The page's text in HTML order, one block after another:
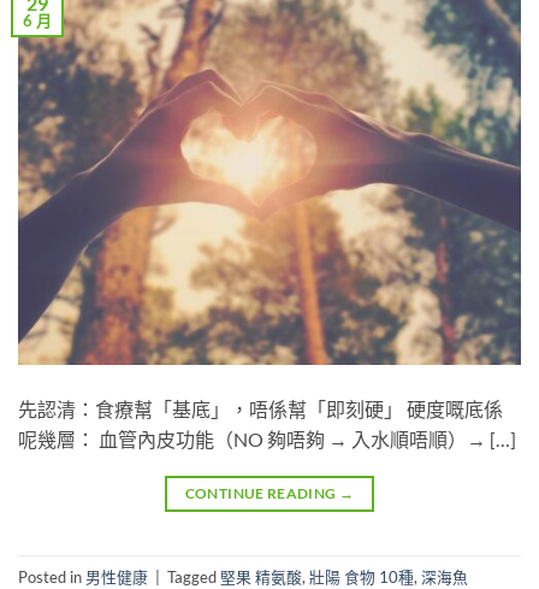
6 月
先認清：食療幫「基底」，唔係幫「即刻硬」 硬度嘅底係
呢幾層： 血管內皮功能（NO 夠唔夠 → 入水順唔順）→ […]
CONTINUE READING →
Posted in 男性健康 Tagged 堅果 精氨酸, 壯陽 食物 10種, 深海魚